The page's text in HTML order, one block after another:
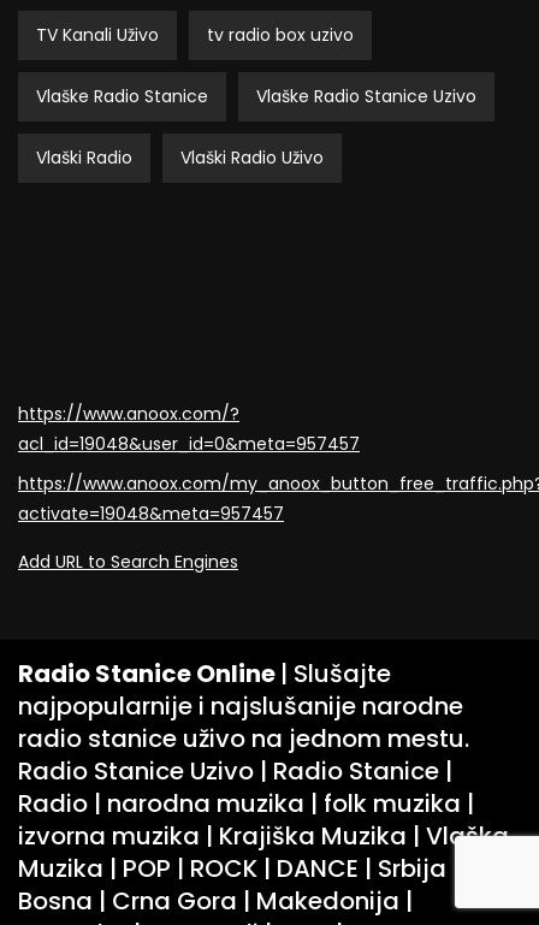
TV Kanali Uživo tv radio box uzivo
Vlaške Radio Stanice Vlaške Radio Stanice Uzivo
Vlaški Radio Vlaški Radio Uživo
https://www.anoox.com/?
acl_id=19048&user_id=0&meta=957457
https://www.anoox.com/
activate=19048&meta=957457
Add URL to Search Engines
Radio Stanice Online | Slušajte
najpopularnije i najslušanije narodne
radio stanice uživo na jednom mestu.
Radio Stanice Uzivo | Radio Stanice |
Radio | narodna muzika | folk muzika |
izvorna muzika | Krajiška Muzika | Vlaška
Muzika | POP | ROCK | DANCE | Srbija |
Bosna | Crna Gora | Makedonija |